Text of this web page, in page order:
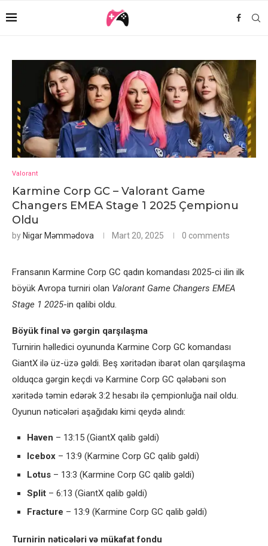
Valorant
Karmine Corp GC – Valorant Game
Changers EMEA Stage 1 2025 Çempionu
Oldu
by Nigar Məmmədova Mart 20, 2025 0 comments
Fransanın Karmine Corp GC qadın komandası 2025-ci ilin ilk
böyük Avropa turniri olan Valorant Game Changers EMEA
Stage 1 2025-in qalibi oldu.
Böyük final və gərgin qarşılaşma
Turnirin həlledici oyununda Karmine Corp GC komandası
GiantX ilə üz-üzə gəldi. Beş xəritədən ibarət olan qarşılaşma
olduqca gərgin keçdi və Karmine Corp GC qələbəni son
xəritədə təmin edərək 3:2 hesabı ilə çempionluğa nail oldu.
Oyunun nəticələri aşağıdakı kimi qeydə alındı:
Haven – 13:15 (GiantX qalib gəldi)
Icebox – 13:9 (Karmine Corp GC qalib gəldi)
Lotus – 13:3 (Karmine Corp GC qalib gəldi)
Split – 6:13 (GiantX qalib gəldi)
Fracture – 13:9 (Karmine Corp GC qalib gəldi)
Turnirin nəticələri və mükafat fondu